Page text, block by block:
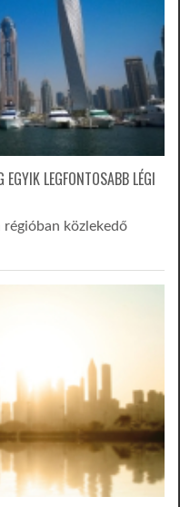
LEGFONTOSABB LÉGI
közlekedő